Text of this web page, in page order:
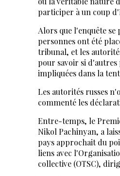
participer à un coup
Alors que l'enquête
personnes ont été
tribunal, et les
pour savoir si d'autres
impliquées dans la
Les autorités russes
commenté les
Entre-temps, le
Nikol Pachinyan, a
pays approchait du
liens avec
collective (OTSC),